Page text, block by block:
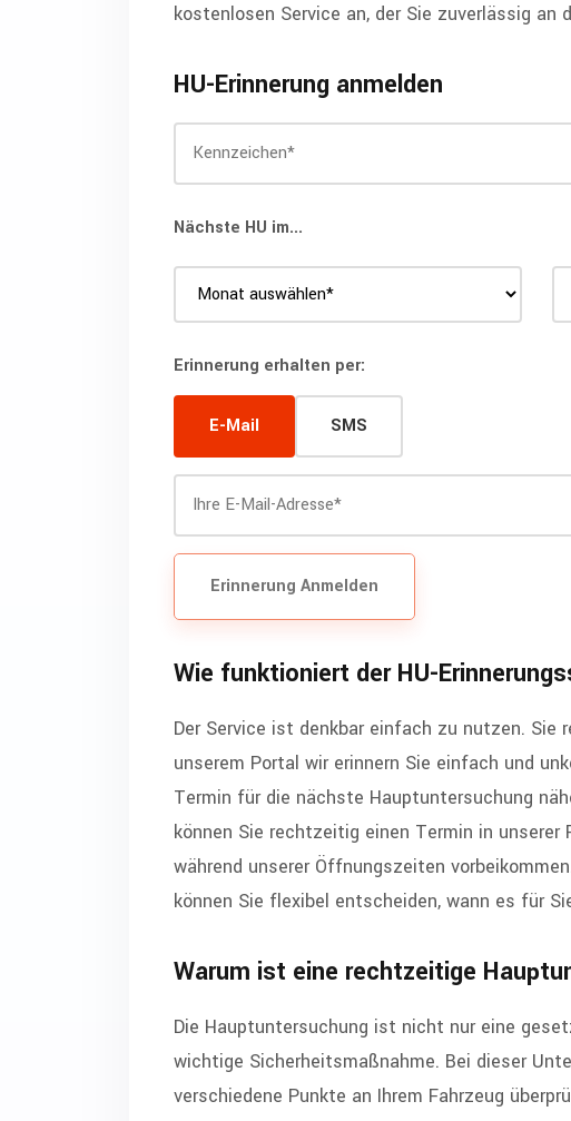
kostenlosen Service an, der Sie zuverlässig
HU-Erinnerung anmelden
Nächste HU im...
Erinnerung erhalten per:
E-Mail SMS
Erinnerung Anmelden
Wie funktioniert der HU-
Der Service ist denkbar einfach zu nutzen. Sie
unserem Portal wir erinnern Sie einfach und
Termin für die nächste Hauptuntersuchung
können Sie rechtzeitig einen Termin in
während unserer Öffnungszeiten
können Sie flexibel entscheiden, wann es für
Warum ist eine rechtzeitige
Die Hauptuntersuchung ist nicht nur eine
wichtige Sicherheitsmaßnahme. Bei dieser
verschiedene Punkte an Ihrem Fahrzeug